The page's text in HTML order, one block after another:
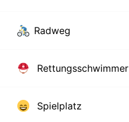
Radweg
Rettungsschwimmer
Spielplatz